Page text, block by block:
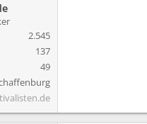
2.545
137
49